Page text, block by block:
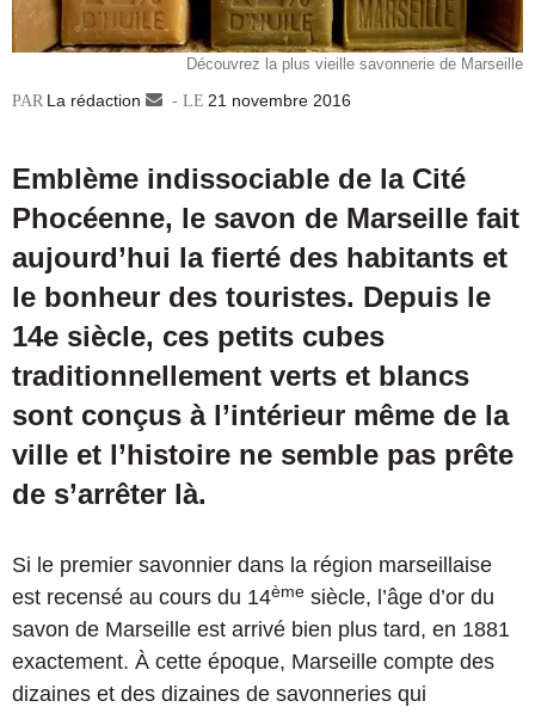
Découvrez la plus vieille savonnerie de Marseille
La rédaction
Envoyer21 novembre 2016
Emblème indissociable de la Cité
Phocéenne, le savon de Marseille fait
aujourd’hui la fierté des habitants et
le bonheur des touristes. Depuis le
14e siècle, ces petits cubes
traditionnellement verts et blancs
sont conçus à l’intérieur même de la
ville et l’histoire ne semble pas prête
de s’arrêter là.
Si le premier savonnier dans la région marseillaise
est recensé au cours du 14ème siècle, l’âge d’or du
savon de Marseille est arrivé bien plus tard, en 1881
exactement. À cette époque, Marseille compte des
dizaines et des dizaines de savonneries qui